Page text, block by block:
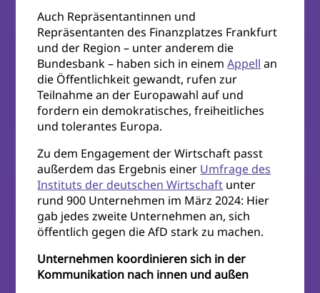
Auch Repräsentantinnen und
Repräsentanten des Finanzplatzes Frankfurt
und der Region – unter anderem die
Bundesbank – haben sich in einemAppell an
die Öffentlichkeit gewandt, rufen zur
Teilnahme an der Europawahl auf und
fordern ein demokratisches, freiheitliches
und tolerantes Europa.
Zu dem Engagement der Wirtschaft passt
außerdem das Ergebnis einer Umfrage des
Instituts der deutschen Wirtschaft unter
rund 900 Unternehmen im März 2024: Hier
gab jedes zweite Unternehmen an, sich
öffentlich gegen die AfD stark zu machen.
Unternehmen koordinieren sich in der
Kommunikation nach innen und außen